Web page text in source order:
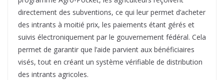
directement des subventions, ce qui leur permet d’acheter
des intrants à moitié prix, les paiements étant gérés et
suivis électroniquement par le gouvernement fédéral. Cela
permet de garantir que l’aide parvient aux bénéficiaires
visés, tout en créant un système vérifiable de distribution
des intrants agricoles.